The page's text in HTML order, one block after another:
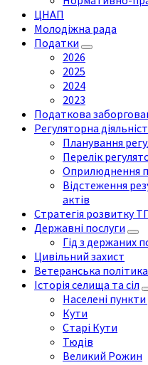
ЦНАП
Молодіжна рада
Податки
2026
2025
2024
2023
Податкова
Регуляторна
Планування
Перелік
Оприлюднення
Відстеження
актів
Стратегія розвитку ТГ
Державні послуги
Гід з держаних
Цивільний захист
Ветеранська політика
Історія селища та сіл
Населені
Кути
Старі Кути
Тюдів
Великий Рожин